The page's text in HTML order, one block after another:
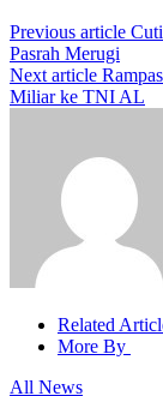
Previous article
Pasrah Merugi
Next article
Miliar ke TNI AL
Related
More By
All News